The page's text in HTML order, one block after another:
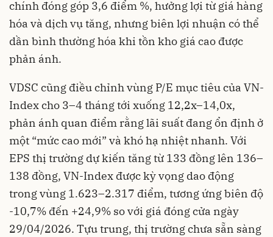
chính đóng góp 3,6 điểm %, hưởng lợi từ giá hàng
hóa và dịch vụ tăng, nhưng biên lợi nhuận có thể
dần bình thường hóa khi tồn kho giá cao được
phản ánh.
VDSC cũng điều chỉnh vùng P/E mục tiêu của VN-
Index cho 3–4 tháng tới xuống 12,2x–14,0x,
phản ánh quan điểm rằng lãi suất đang ổn định ở
một “mức cao mới” và khó hạ nhiệt nhanh. Với
EPS thị trường dự kiến tăng từ 133 đồng lên 136–
138 đồng, VN-Index được kỳ vọng dao động
trong vùng 1.623–2.317 điểm, tương ứng biên độ
-10,7% đến +24,9% so với giá đóng cửa ngày
29/04/2026. Tựu trung, thị trường chưa sẵn sàng